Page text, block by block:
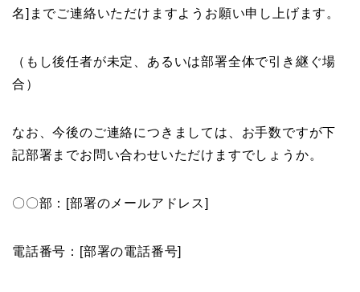
名]までご連絡いただけますようお願い申し上げます。
（もし後任者が未定、あるいは部署全体で引き継ぐ場
合）
なお、今後のご連絡につきましては、お手数ですが下
記部署までお問い合わせいただけますでしょうか。
〇〇部：[部署のメールアドレス]
電話番号：[部署の電話番号]